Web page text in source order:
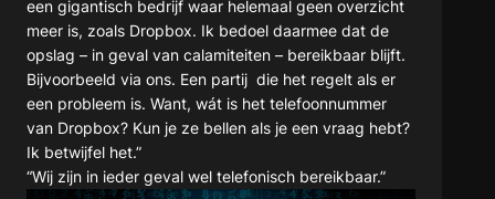
een gigantisch bedrijf waar helemaal geen overzicht
meer is, zoals Dropbox. Ik bedoel daarmee dat de
opslag – in geval van calamiteiten – bereikbaar blijft.
Bijvoorbeeld via ons. Een partij die het regelt als er
een probleem is. Want, wát is het telefoonnummer
van Dropbox? Kun je ze bellen als je een vraag hebt?
Ik betwijfel het.”
“Wij zijn in ieder geval wel telefonisch bereikbaar.”